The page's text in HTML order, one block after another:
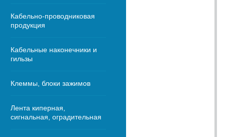
Кабельно-проводниковая
продукция
Кабельные наконечники и
гильзы
Клеммы, блоки зажимов
Лента киперная,
сигнальная, оградительная